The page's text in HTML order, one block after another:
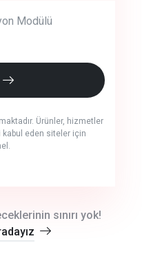
Modülü
Ürünler, hizmetler
eden siteler için
sınırı yok!